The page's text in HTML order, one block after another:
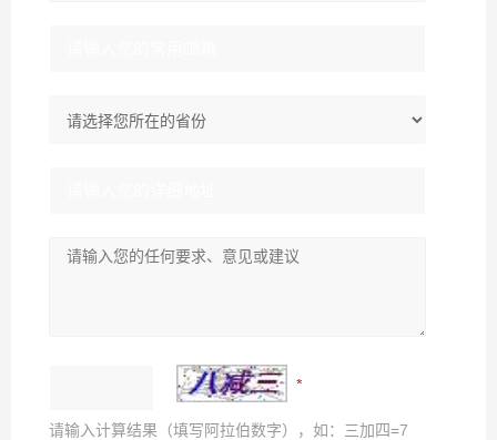
请输入计算结果（填写阿拉伯数字），如：三加四=7